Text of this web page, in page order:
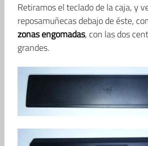
Retiramos el teclado de la caja, y
reposamuñecas debajo de éste,
zonas engomadas, con las dos
grandes.